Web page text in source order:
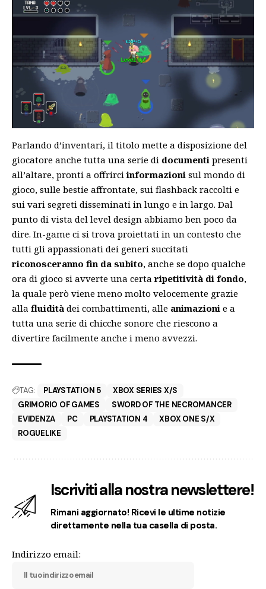
Parlando d’inventari, il titolo mette a disposizione del
giocatore anche tutta una serie di documenti presenti
all’altare, pronti a offrirciinformazioni sul mondo di
gioco, sulle bestie affrontate, sui flashback raccolti e
sui vari segreti disseminati in lungo e in largo. Dal
punto di vista del level design abbiamo ben poco da
dire. In-game ci si trova proiettati in un contesto che
tutti gli appassionati dei generi succitati
riconosceranno fin da subito, anche se dopo qualche
ora di gioco si avverte una certaripetitività di fondo,
la quale però viene meno molto velocemente grazie
alla fluidità dei combattimenti, alle animazioni e a
tutta una serie di chicche sonore che riescono a
divertire facilmente anche i meno avvezzi.
TAG: PLAYSTATION 5
XBOX SERIES X/S
GRIMORIO OF GAMES
SWORD OF THE NECROMANCER
EVIDENZA
PC PLAYSTATION 4
XBOX ONE S/X
ROGUELIKE
Iscriviti alla nostra newslettere!
Rimani aggiornato! Ricevi le ultime notizie
direttamente nella tua casella di posta.
Indirizzo email: